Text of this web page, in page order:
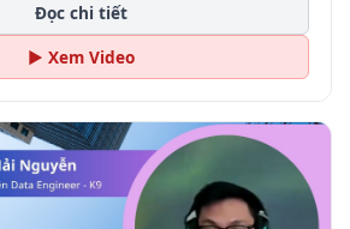
Đọc chi tiết
▶ Xem Video